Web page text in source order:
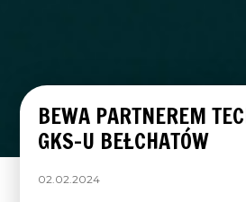
BEWA PARTNEREM
GKS-U BEŁCHATÓW
02.02.2024